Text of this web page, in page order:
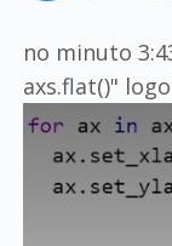
no minuto
axs.flat()"